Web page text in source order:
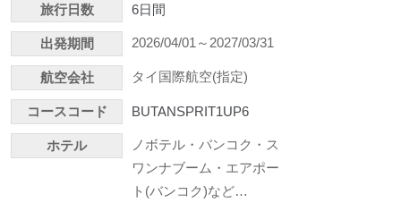
旅行日数 6日間
出発期間 2026/04/01～2027/03/31
航空会社 タイ国際航空(指定)
コースコード BUTANSPRIT1UP6
ホテル
ノボテル・バンコク・ス
ワンナブーム・エアポー
ト(バンコク)など…